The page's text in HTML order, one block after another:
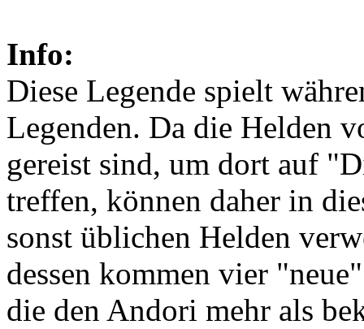
Info:
Diese Legende spielt
Legenden. Da die Helden
gereist sind, um dort auf
treffen, können daher in
sonst üblichen Helden
dessen kommen vier
die den Andori mehr als